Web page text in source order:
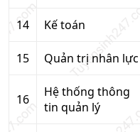
14 Kế toán
15 Quản trị nhân lực
16
Hệ thống thông
tin quản lý